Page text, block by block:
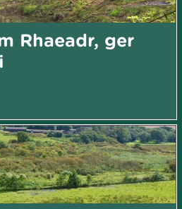
Rhaeadr, ger